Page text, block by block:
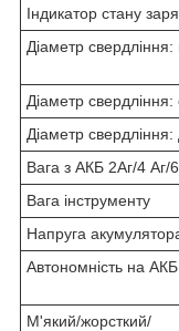
Індикатор стану
Діаметр свердління:
Діаметр свердління:
Діаметр
Вага з АКБ 2Аг/4 Аг/
Вага інструменту
Напруга
Автономність на
М'який/жорсткий/